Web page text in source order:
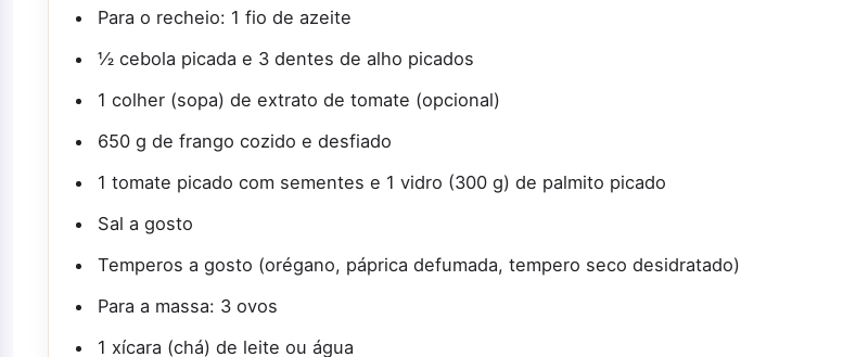
Para o recheio: 1 fio de azeite
½ cebola picada e 3 dentes de alho picados
1 colher (sopa) de extrato de tomate (opcional)
650 g de frango cozido e desfiado
1 tomate picado com sementes e 1 vidro (300 g) de palmito picado
Sal a gosto
Temperos a gosto (orégano, páprica defumada, tempero seco desidratado)
Para a massa: 3 ovos
1 xícara (chá) de leite ou água